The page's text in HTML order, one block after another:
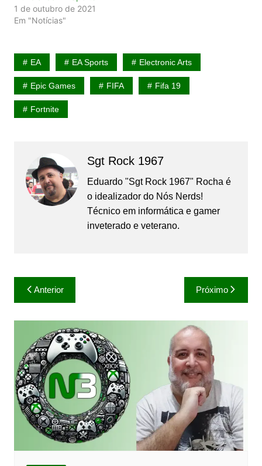
1 de outubro de 2021
Em "Notícias"
EA EA Sports Electronic Arts
Epic Games FIFA Fifa 19
Fortnite
Sgt Rock 1967
Eduardo "Sgt Rock 1967" Rocha é
o idealizador do Nós Nerds!
Técnico em informática e gamer
inveterado e veterano.
Navegação
de
Post
Anterior Próximo